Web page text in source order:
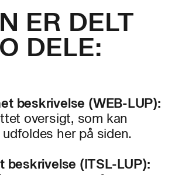
ER DELT
DELE:
beskrivelse (WEB-LUP):
oversigt, som kan
her på siden.
beskrivelse (ITSL-LUP):